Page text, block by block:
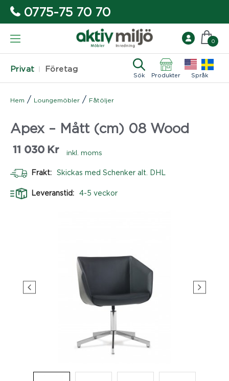
0775-75 70 70
Privat Företag
Sök Produkter Språk
0
Hem / Loungemöbler / Fåtöljer
Apex – Mått (cm) 08 Wood
11 030 Kr inkl. moms
Frakt: Skickas med Schenker alt. DHL
Leveranstid: 4-5 veckor